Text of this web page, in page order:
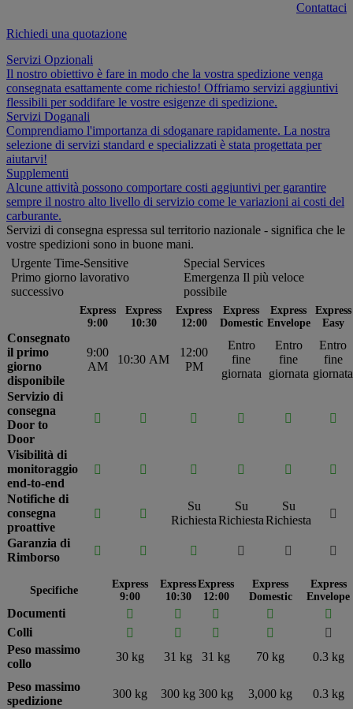
Contattaci
Richiedi una quotazione
Servizi Opzionali
Il nostro obiettivo è fare in modo che la vostra spedizione venga
consegnata esattamente come richiesto! Offriamo servizi aggiuntivi
flessibili per soddifare le vostre esigenze di spedizione.
Servizi Doganali
Comprendiamo l'importanza di sdoganare rapidamente. La nostra
selezione di servizi standard e specializzati è stata progettata per
aiutarvi!
Supplementi
Alcune attività possono comportare costi aggiuntivi per garantire
sempre il nostro alto livello di servizio come le variazioni ai costi del
carburante.
Servizi di consegna espressa sul territorio nazionale - significa che le
vostre spedizioni sono in buone mani.
Urgente Time-Sensitive
Primo giorno lavorativo
successivo
Special Services
Emergenza Il più veloce
possibile
Express
9:00
Express
10:30
Express
12:00
Express
Domestic
Express
Envelope
Express
Easy
Consegnato
il primo
giorno
disponibile
9:00
AM
10:30 AM
12:00
PM
Entro
fine
giornata
Entro
fine
giornata
Entro
fine
giornata
Servizio di
consegna
Door to
Door
     
Visibilità di
monitoraggio
end-to-end
     
Notifiche di
consegna
proattive
 
Su
Richiesta
Su
Richiesta
Su
Richiesta

Garanzia di
Rimborso
     
Specifiche
Express
9:00
Express
10:30
Express
12:00
Express
Domestic
Express
Envelope
Documenti    

Colli
   

Peso massimo
collo
30 kg 31 kg 31 kg 70 kg 0.3 kg
Peso massimo
spedizione
300 kg 300 kg 300 kg 3,000 kg 0.3 kg